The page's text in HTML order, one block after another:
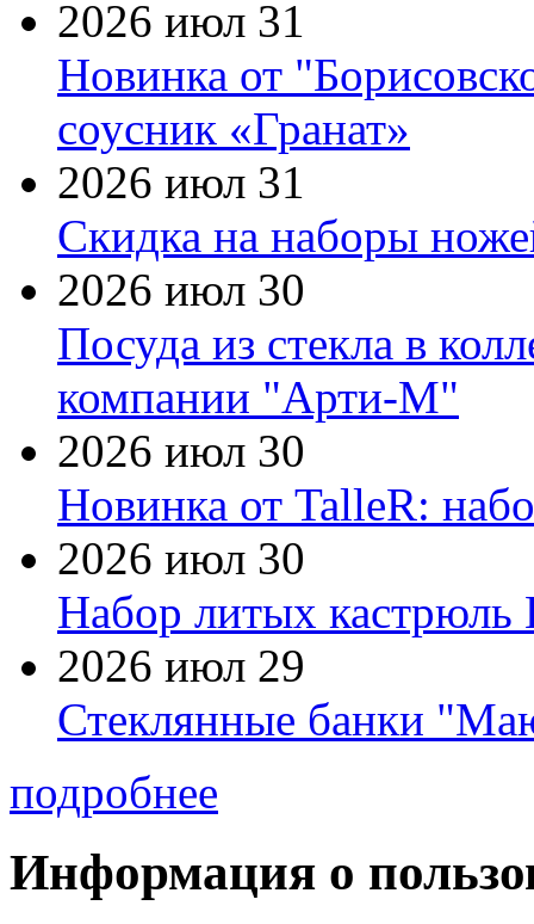
2026 июл 31
Новинка от
соусник «Гранат»
2026 июл 31
Скидка на наборы
2026 июл 30
Посуда из стекла в
компании "Арти-М"
2026 июл 30
Новинка от TalleR:
2026 июл 30
Набор литых кастрюль
2026 июл 29
Стеклянные банки
подробнее
Информация о